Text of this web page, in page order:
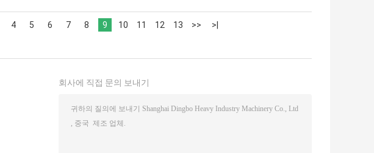
4 5 6 7 8 9 10 11 12 13 >> >|
회사에 직접 문의 보내기